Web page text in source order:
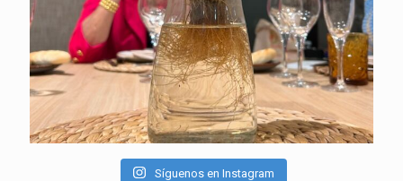
Síguenos en Instagram